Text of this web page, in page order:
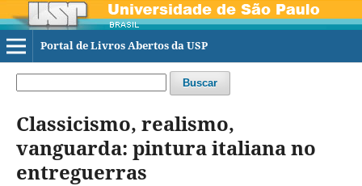
Portal de Livros Abertos da USP
Buscar
Classicismo, realismo,
vanguarda: pintura italiana no
entreguerras